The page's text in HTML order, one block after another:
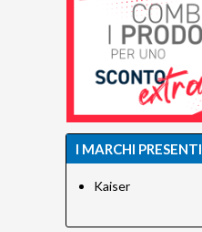
I MARCHI PRESENTI
Kaiser